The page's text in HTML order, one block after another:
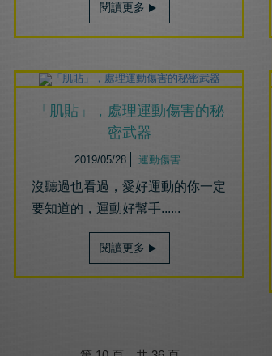
閱讀更多
「肌貼」，處理運動傷害的秘
密武器
2019/05/28 運動傷害
沒聽過也看過，愛好運動的你一定
要知道的，運動好幫手......
閱讀更多